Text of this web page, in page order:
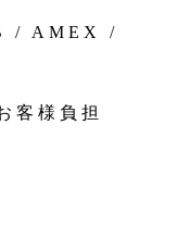
客様負担